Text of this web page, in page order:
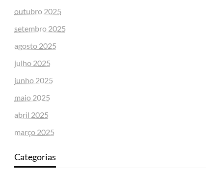
outubro 2025
setembro 2025
agosto 2025
julho 2025
junho 2025
maio 2025
abril 2025
março 2025
Categorias